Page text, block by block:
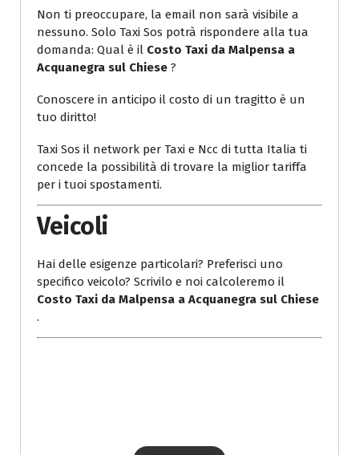
Non ti preoccupare, la email non sarà visibile a
nessuno. Solo Taxi Sos potrà rispondere alla tua
domanda: Qual è il Costo Taxi da Malpensa a
Acquanegra sul Chiese ?
Conoscere in anticipo il costo di un tragitto è un
tuo diritto!
Taxi Sos il network per Taxi e Ncc di tutta Italia ti
concede la possibilità di trovare la miglior tariffa
per i tuoi spostamenti.
Veicoli
Hai delle esigenze particolari? Preferisci uno
specifico veicolo? Scrivilo e noi calcoleremo il
Costo Taxi da Malpensa a Acquanegra sul Chiese
.